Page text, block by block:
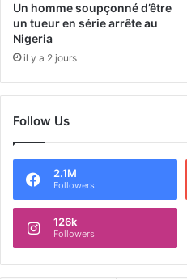
Un homme soupçonné d’être
un tueur en série arrête au
Nigeria
il y a 2 jours
Follow Us
2.1M
Followers
126k
Followers